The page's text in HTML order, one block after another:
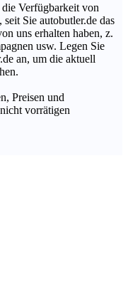
die Verfügbarkeit von
Sie autobutler.de das
uns erhalten haben, z.
usw. Legen Sie
an, um die aktuell
Preisen und
vorrätigen